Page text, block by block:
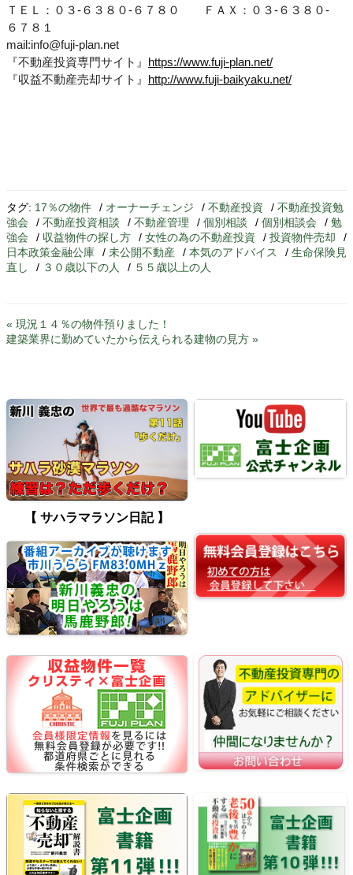
ＴＥＬ：０３-６３８０-６７８０ ＦＡＸ：０３-６３８０-
６７８１
mail:info@fuji-plan.net
『不動産投資専門サイト』 https://www.fuji-plan.net/
『収益不動産売却サイト』 http://www.fuji-baikyaku.net/
タグ: 17％の物件 / オーナーチェンジ / 不動産投資 / 不動産投資勉
強会
/ 不動産投資相談 / 不動産管理 / 個別相談 / 個別相談会 / 勉
強会
/ 収益物件の探し方 / 女性の為の不動産投資 / 投資物件売却
/
日本政策金融公庫
/ 未公開不動産 / 本気のアドバイス / 生命保険見
直し
/ ３０歳以下の人 / ５５歳以上の人
« 現況１４％の物件預りました！
建築業界に勤めていたから伝えられる建物の見方 »
【 サハラマラソン日記 】